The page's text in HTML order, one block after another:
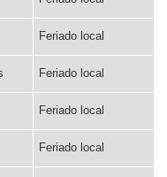
Feriado local
Feriado local
Feriado local
Feriado local